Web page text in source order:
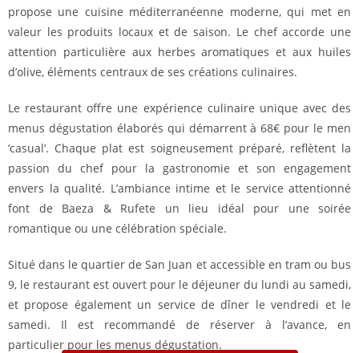
propose une cuisine méditerranéenne moderne, qui met en
valeur les produits locaux et de saison. Le chef accorde une
attention particulière aux herbes aromatiques et aux huiles
d’olive, éléments centraux de ses créations culinaires.
Le restaurant offre une expérience culinaire unique avec des
menus dégustation élaborés qui démarrent à 68€ pour le men
‘casual’. Chaque plat est soigneusement préparé, reflètent la
passion du chef pour la gastronomie et son engagement
envers la qualité. L’ambiance intime et le service attentionné
font de Baeza & Rufete un lieu idéal pour une soirée
romantique ou une célébration spéciale.​
Situé dans le quartier de San Juan et accessible en tram ou bus
9, le restaurant est ouvert pour le déjeuner du lundi au samedi,
et propose également un service de dîner le vendredi et le
samedi. Il est recommandé de réserver à l’avance, en
particulier pour les menus dégustation.